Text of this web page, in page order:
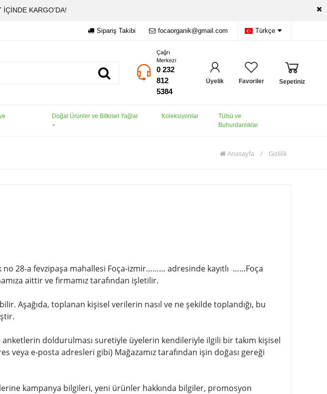
İÇİNDE KARGO'DA!
Sipariş Takibi focaorganik@gmail.com Türkçe
Çağrı
Merkezi
0 232
812
5384
Üyelik Favoriler Sepetiniz
Doğal Ürünler ve Bitkisel Yağlar Koleksiyonlar
Tütsü ve
Buhurdanlıklar
Anasayfa / Gizlilik
no 28-a fevzipaşa mahallesi Foça-izmir……… adresinde kayıtlı ……Foça
aittir ve firmamız tarafından işletilir.
Aşağıda, toplanan kişisel verilerin nasıl ve ne şekilde toplandığı, bu
anketlerin doldurulması suretiyle üyelerin kendileriyle ilgili bir takım kişisel
veya e-posta adresleri gibi) Mağazamız tarafından işin doğası gereği
kampanya bilgileri, yeni ürünler hakkında bilgiler, promosyon